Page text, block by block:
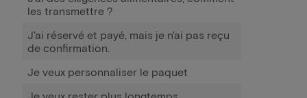
les transmettre ?
J'ai réservé et payé, mais je n'ai pas reçu
de confirmation.
Je veux personnaliser le paquet